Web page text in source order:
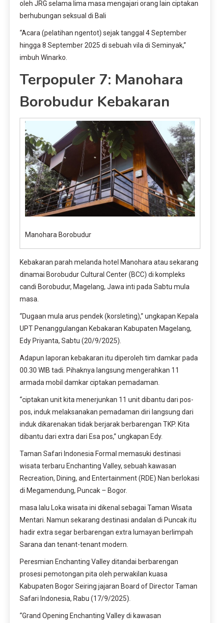
oleh JRG selama lima masa mengajari orang lain ciptakan
berhubungan seksual di Bali
“Acara (pelatihan ngentot) sejak tanggal 4 September
hingga 8 September 2025 di sebuah vila di Seminyak,”
imbuh Winarko.
Terpopuler 7: Manohara
Borobudur Kebakaran
Manohara Borobudur
Kebakaran parah melanda hotel Manohara atau sekarang
dinamai Borobudur Cultural Center (BCC) di kompleks
candi Borobudur, Magelang, Jawa inti pada Sabtu mula
masa.
“Dugaan mula arus pendek (korsleting),” ungkapan Kepala
UPT Penanggulangan Kebakaran Kabupaten Magelang,
Edy Priyanta, Sabtu (20/9/2025).
Adapun laporan kebakaran itu diperoleh tim damkar pada
00.30 WIB tadi. Pihaknya langsung mengerahkan 11
armada mobil damkar ciptakan pemadaman.
“ciptakan unit kita menerjunkan 11 unit dibantu dari pos-
pos, induk melaksanakan pemadaman diri langsung dari
induk dikarenakan tidak berjarak berbarengan TKP. Kita
dibantu dari extra dari Esa pos,” ungkapan Edy.
Taman Safari Indonesia Formal memasuki destinasi
wisata terbaru Enchanting Valley, sebuah kawasan
Recreation, Dining, and Entertainment (RDE) Nan berlokasi
di Megamendung, Puncak – Bogor.
masa lalu Loka wisata ini dikenal sebagai Taman Wisata
Mentari. Namun sekarang destinasi andalan di Puncak itu
hadir extra segar berbarengan extra lumayan berlimpah
Sarana dan tenant-tenant modern.
Peresmian Enchanting Valley ditandai berbarengan
prosesi pemotongan pita oleh perwakilan kuasa
Kabupaten Bogor Seiring jajaran Board of Director Taman
Safari Indonesia, Rabu (17/9/2025).
“Grand Opening Enchanting Valley di kawasan